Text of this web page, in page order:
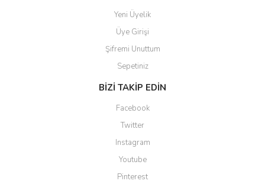
Yeni Üyelik
Üye Girişi
Şifremi Unuttum
Sepetiniz
BİZİ TAKİP EDİN
Facebook
Twitter
Instagram
Youtube
Pinterest